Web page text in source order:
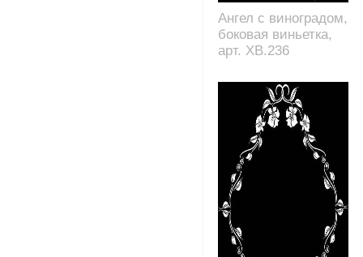
Ангел с виноградом,
боковая виньетка,
арт. XB.236